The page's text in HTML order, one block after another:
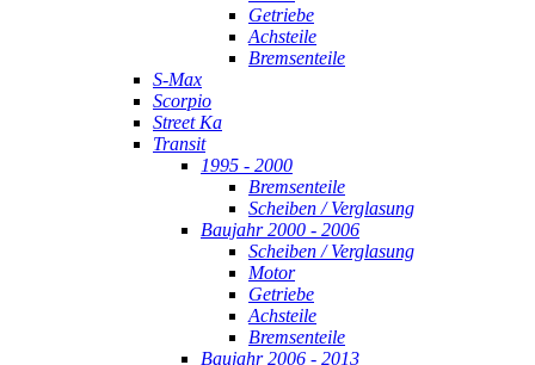
Getriebe
Achsteile
Bremsenteile
S-Max
Scorpio
Street Ka
Transit
1995 - 2000
Bremsenteile
Scheiben / Verglasung
Baujahr 2000 - 2006
Scheiben / Verglasung
Motor
Getriebe
Achsteile
Bremsenteile
Baujahr 2006 - 2013